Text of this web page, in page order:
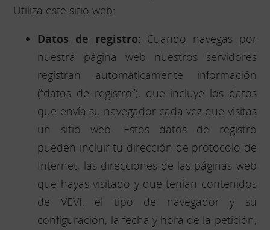
Utiliza este sitio web:
Datos de registro: Cuando navegas por
nuestra página web nuestros servidores
registran automáticamente información
(“datos de registro”), que incluye los datos
que envía su navegador cada vez que visitas
un sitio web. Estos datos de registro
pueden incluir tu dirección de protocolo de
Internet, las direcciones de las páginas web
que hayas visitado y que tenían contenidos
de VEVI, el tipo de navegador y su
configuración, la fecha y hora de la petición,